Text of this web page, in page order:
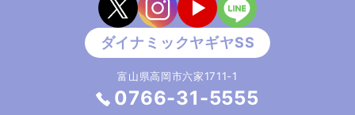
富山県高岡市六家1711-1
0766-31-5555